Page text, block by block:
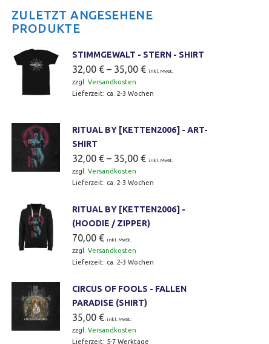
ZULETZT ANGESEHENE
PRODUKTE
STIMMGEWALT - STERN - SHIRT
32,00 € – 35,00 € inkl. MwSt.
zzgl. Versandkosten
Lieferzeit: ca. 2-3 Wochen
RITUAL BY [KETTEN2006] - ART-
SHIRT
32,00 € – 35,00 € inkl. MwSt.
zzgl. Versandkosten
Lieferzeit: ca. 2-3 Wochen
RITUAL BY [KETTEN2006] -
(HOODIE / ZIPPER)
70,00 € inkl. MwSt.
zzgl. Versandkosten
Lieferzeit: ca. 2-3 Wochen
CIRCUS OF FOOLS - FALLEN
PARADISE (SHIRT)
35,00 € inkl. MwSt.
zzgl. Versandkosten
Lieferzeit: 5-7 Werktage